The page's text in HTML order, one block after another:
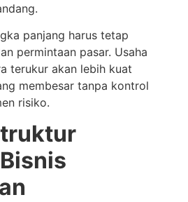
panjang harus tetap
permintaan pasar. Usaha
terukur akan lebih kuat
membesar tanpa kontrol
risiko.